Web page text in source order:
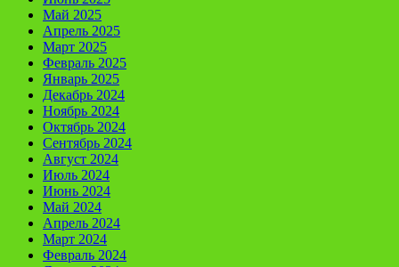
Май 2025
Апрель 2025
Март 2025
Февраль 2025
Январь 2025
Декабрь 2024
Ноябрь 2024
Октябрь 2024
Сентябрь 2024
Август 2024
Июль 2024
Июнь 2024
Май 2024
Апрель 2024
Март 2024
Февраль 2024